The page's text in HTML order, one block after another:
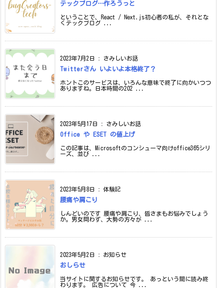
テックブログ…作ろうっと
ということで、React / Next.js初心者の私が、それとな
くテックブログ ...
2023年7月2日 : さみしいお話
Twitterさん いよいよ本格終了？
ホントこのサービスは、いろんな意味で終了に向かいつつ
ありますね。日本時間の202 ...
2023年5月17日 : さみしいお話
Office や ESET の値上げ
この記事は、Microsoftのコンシューマ向けoffice365シリ
ーズ、並び ...
2023年5月8日 : 体験記
腰痛や肩こり
しんどいのです 腰痛や肩こり、皆さまもお悩みでしょう
か。男女問わず、大勢の方々が ...
2023年5月2日 : お知らせ
おしらせ
当サイトに関するお知らせです。 あっという間に読み終
わります。 広告について 今 ...